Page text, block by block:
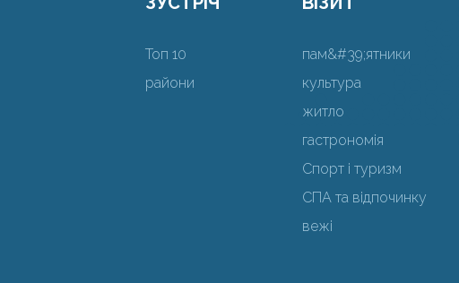
Топ 10
райони
пам&#39;ятники
культура
житло
гастрономія
Спорт і туризм
СПА та відпочинку
вежі